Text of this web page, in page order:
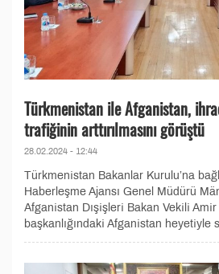
Türkmenistan ile Afganistan,
trafiğinin arttırılmasını görüştü
28.02.2024 - 12:44
Türkmenistan Bakanlar Kurulu’na
Haberleşme Ajansı Genel Müdürü
Afganistan Dışişleri Bakan Vekili
başkanlığındaki Afganistan heyetiyle